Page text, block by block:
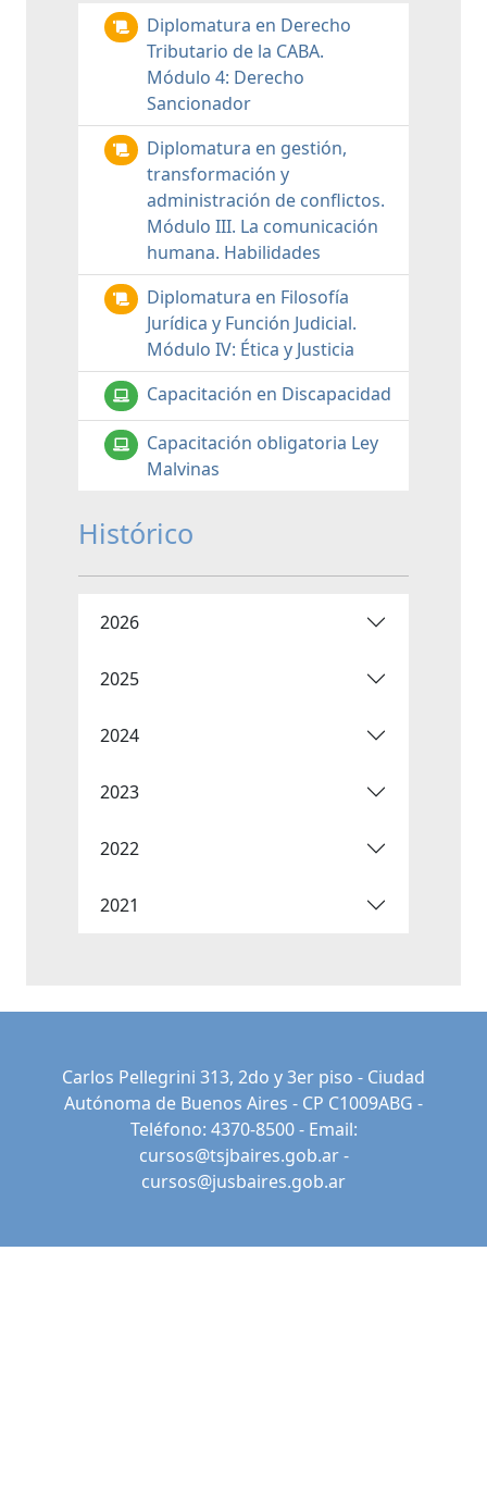
Diplomatura en Derecho
Tributario de la CABA.
Módulo 4: Derecho
Sancionador
Diplomatura en gestión,
transformación y
administración de conflictos.
Módulo III. La comunicación
humana. Habilidades
Diplomatura en Filosofía
Jurídica y Función Judicial.
Módulo IV: Ética y Justicia
Capacitación en Discapacidad
Capacitación obligatoria Ley
Malvinas
Histórico
2026
2025
2024
2023
2022
2021
Carlos Pellegrini 313, 2do y 3er piso - Ciudad
Autónoma de Buenos Aires - CP C1009ABG -
Teléfono: 4370-8500 - Email:
cursos@tsjbaires.gob.ar-
cursos@jusbaires.gob.ar